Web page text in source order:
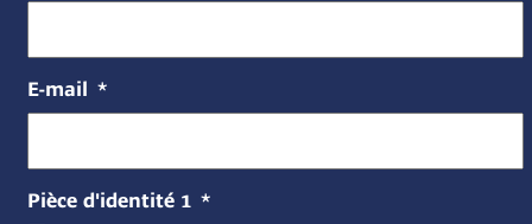
E-mail *
Pièce d'identité 1 *